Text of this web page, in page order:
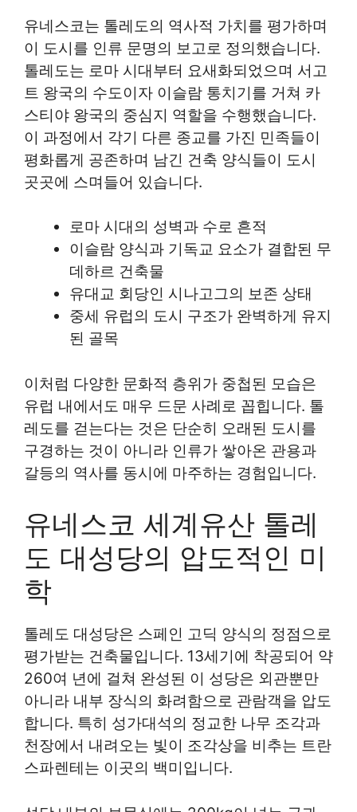
유네스코는 톨레도의 역사적 가치를 평가하며
이 도시를 인류 문명의 보고로 정의했습니다.
톨레도는 로마 시대부터 요새화되었으며 서고
트 왕국의 수도이자 이슬람 통치기를 거쳐 카
스티야 왕국의 중심지 역할을 수행했습니다.
이 과정에서 각기 다른 종교를 가진 민족들이
평화롭게 공존하며 남긴 건축 양식들이 도시
곳곳에 스며들어 있습니다.
로마 시대의 성벽과 수로 흔적
이슬람 양식과 기독교 요소가 결합된 무
데하르 건축물
유대교 회당인 시나고그의 보존 상태
중세 유럽의 도시 구조가 완벽하게 유지
된 골목
이처럼 다양한 문화적 층위가 중첩된 모습은
유럽 내에서도 매우 드문 사례로 꼽힙니다. 톨
레도를 걷는다는 것은 단순히 오래된 도시를
구경하는 것이 아니라 인류가 쌓아온 관용과
갈등의 역사를 동시에 마주하는 경험입니다.
유네스코 세계유산 톨레
도 대성당의 압도적인 미
학
톨레도 대성당은 스페인 고딕 양식의 정점으로
평가받는 건축물입니다. 13세기에 착공되어 약
260여 년에 걸쳐 완성된 이 성당은 외관뿐만
아니라 내부 장식의 화려함으로 관람객을 압도
합니다. 특히 성가대석의 정교한 나무 조각과
천장에서 내려오는 빛이 조각상을 비추는 트란
스파렌테는 이곳의 백미입니다.